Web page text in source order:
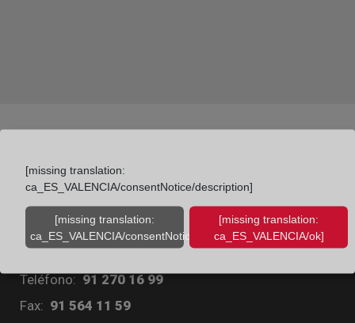
Colegio de Registradores
Diego de León, 21. 28006 Madrid
Teléfono: 91 270 16 99
Fax: 91 564 11 59
[missing translation:
ca_ES_VALENCIA/consentNotice/description]
[missing translation:
ca_ES_VALENCIA/consentNotice/learnMore]
[missing translation:
ca_ES_VALENCIA/ok]